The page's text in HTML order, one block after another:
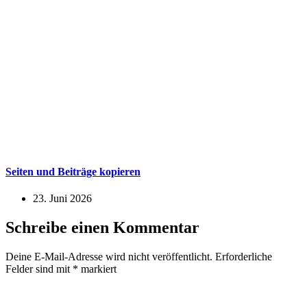
Seiten und Beiträge kopieren
23. Juni 2026
Schreibe einen Kommentar
Deine E-Mail-Adresse wird nicht veröffentlicht. Erforderliche
Felder sind mit * markiert